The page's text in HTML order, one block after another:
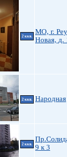
2 ккв.
МО, г.
Новая, д.
2 ккв. Народная
2 ккв.
9 к 3